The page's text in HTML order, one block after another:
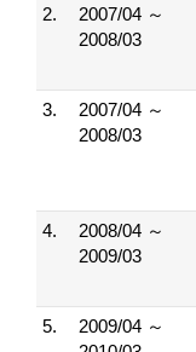
2.
2007/04 ～
2008/03
3.
2007/04 ～
2008/03
4.
2008/04 ～
2009/03
5.
2009/04 ～